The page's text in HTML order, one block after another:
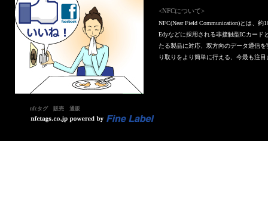
<NFCについて>
NFC(Near Field Communication)とは、
Edyなどに採用される非接触型ICカード
たる製品に対応、双方向のデータ通信
り取りをより簡単に行える、今最も注
nfcタグ 販売 通販